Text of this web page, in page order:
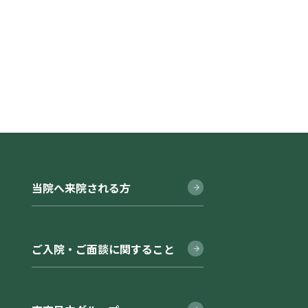
当院へ来院される方
ご入院・ご面談に関すること